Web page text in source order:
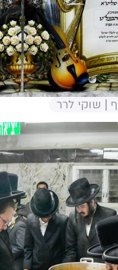
| שוקי לרר